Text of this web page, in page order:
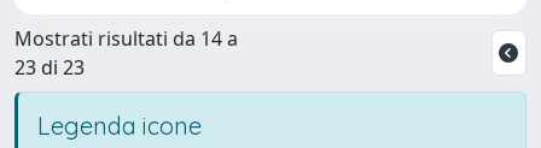
Mostrati risultati da 14 a
23 di 23
Legenda icone